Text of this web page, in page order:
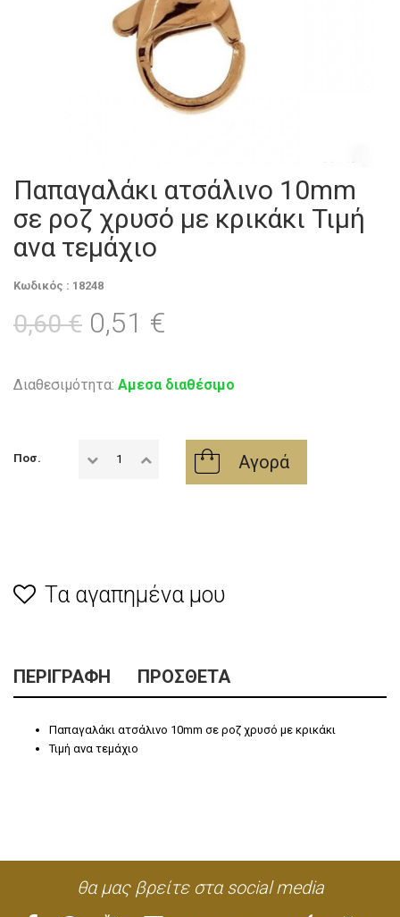
Παπαγαλάκι ατσάλινο 10mm
σε ροζ χρυσό με κρικάκι Τιμή
ανα τεμάχιο
Κωδικός : 18248
0,60 € 0,51 €
Διαθεσιμότητα: Αμεσα διαθέσιμο
Ποσ. Αγορά
Τα αγαπημένα μου
ΠΕΡΙΓΡΑΦΉ ΠΡΌΣΘΕΤΑ
Παπαγαλάκι ατσάλινο 10mm σε ροζ χρυσό με κρικάκι
Τιμή ανα τεμάχιο
θα μας βρείτε στα social media